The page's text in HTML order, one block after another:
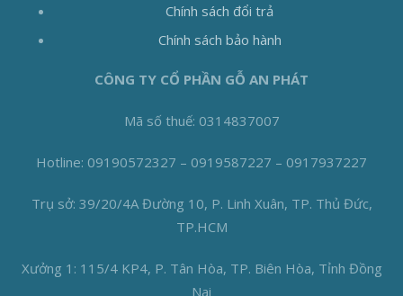
Chính sách đổi trả
Chính sách bảo hành
CÔNG TY CỔ PHẦN GỖ AN PHÁT
Mã số thuế: 0314837007
Hotline: 09190572327 – 0919587227 – 0917937227
Trụ sở: 39/20/4A Đường 10, P. Linh Xuân, TP. Thủ Đức,
TP.HCM
Xưởng 1: 115/4 KP4, P. Tân Hòa, TP. Biên Hòa, Tỉnh Đồng
Nai